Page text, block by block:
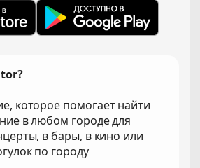
которое помогает найти
в любом городе для
в бары, в кино или
по городу